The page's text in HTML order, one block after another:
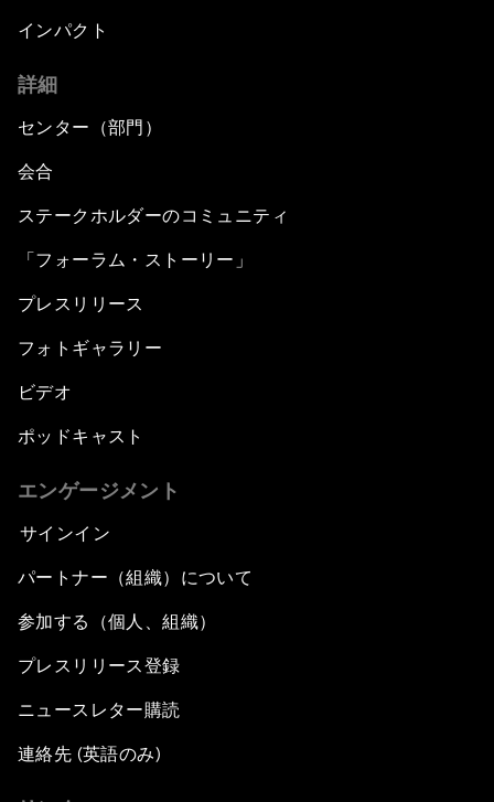
インパクト
詳細
センター（部門）
会合
ステークホルダーのコミュニティ
「フォーラム・ストーリー」
プレスリリース
フォトギャラリー
ビデオ
ポッドキャスト
エンゲージメント
サインイン
パートナー（組織）について
参加する（個人、組織）
プレスリリース登録
ニュースレター購読
連絡先 (英語のみ)